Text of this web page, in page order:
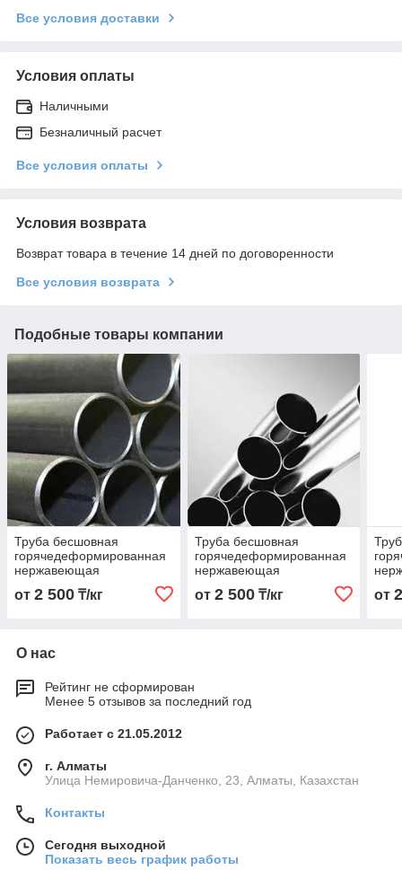
Все условия доставки
Условия оплаты
Наличными
Безналичный расчет
Все условия оплаты
Условия возврата
Возврат товара в течение 14 дней по договоренности
Все условия возврата
Подобные товары компании
Труба бесшовная
горячедеформированная
нержавеющая
76х4,0х6000 Марка
10Х17Н13М2Т
от 2 500 ₸/кг
Труба бесшовная
горячедеформированная
нержавеющая
48х4,0х6000 Марка
10Х17Н13М2Т
от 2 500₸/кг от
О нас
Рейтинг не сформирован
Менее 5 отзывов за последний год
Работает с 21.05.2012
г. Алматы
Улица Немировича-Данченко, 23, Алматы, Казахстан
Контакты
Сегодня выходной
Показать весь график работы